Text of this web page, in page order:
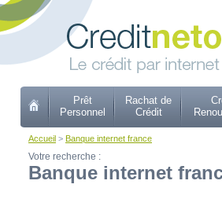
Prêt
Personnel
Rachat de
Crédit
Accueil > Banque internet france
Votre recherche :
Banque internet